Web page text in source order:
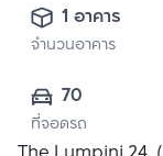
1 อาคาร
จำนวนอาคาร
70
ที่จอดรถ